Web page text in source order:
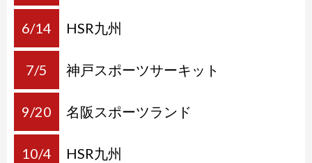
6/14 HSR九州
7/5 神戸スポーツサーキット
9/20 名阪スポーツランド
10/4 HSR九州